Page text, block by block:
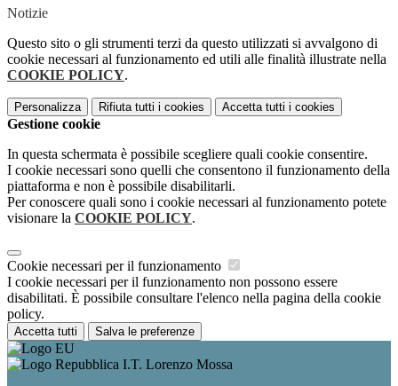
Notizie
Questo sito o gli strumenti terzi da questo utilizzati si avvalgono di
cookie necessari al funzionamento ed utili alle finalità illustrate nella
COOKIE POLICY.
Personalizza Rifiuta tutti i cookies Accetta tutti i cookies
Gestione cookie
In questa schermata è possibile scegliere quali cookie consentire.
I cookie necessari sono quelli che consentono il funzionamento della
piattaforma e non è possibile disabilitarli.
Per conoscere quali sono i cookie necessari al funzionamento potete
visionare la COOKIE POLICY.
Cookie necessari per il funzionamento
I cookie necessari per il funzionamento non possono essere
disabilitati. È possibile consultare l'elenco nella pagina della cookie
policy.
Accetta tutti Salva le preferenze
I.T. Lorenzo Mossa